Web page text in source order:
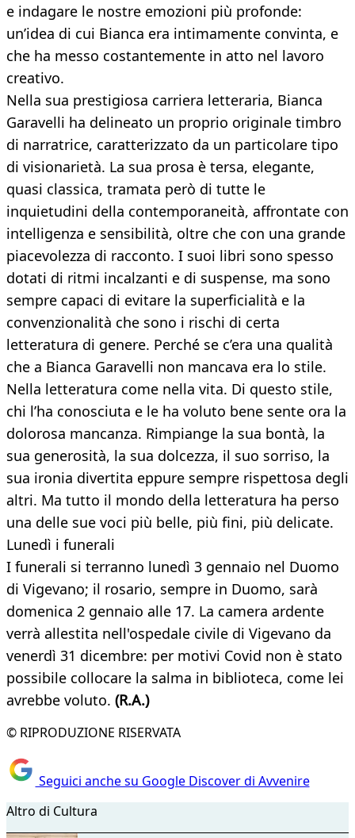
e indagare le nostre emozioni più profonde:
un’idea di cui Bianca era intimamente convinta, e
che ha messo costantemente in atto nel lavoro
creativo.
Nella sua prestigiosa carriera letteraria, Bianca
Garavelli ha delineato un proprio originale timbro
di narratrice, caratterizzato da un particolare tipo
di visionarietà. La sua prosa è tersa, elegante,
quasi classica, tramata però di tutte le
inquietudini della contemporaneità, affrontate con
intelligenza e sensibilità, oltre che con una grande
piacevolezza di racconto. I suoi libri sono spesso
dotati di ritmi incalzanti e di suspense, ma sono
sempre capaci di evitare la superficialità e la
convenzionalità che sono i rischi di certa
letteratura di genere. Perché se c’era una qualità
che a Bianca Garavelli non mancava era lo stile.
Nella letteratura come nella vita. Di questo stile,
chi l’ha conosciuta e le ha voluto bene sente ora la
dolorosa mancanza. Rimpiange la sua bontà, la
sua generosità, la sua dolcezza, il suo sorriso, la
sua ironia divertita eppure sempre rispettosa degli
altri. Ma tutto il mondo della letteratura ha perso
una delle sue voci più belle, più fini, più delicate.
Lunedì i funerali
I funerali si terranno lunedì 3 gennaio nel Duomo
di Vigevano; il rosario, sempre in Duomo, sarà
domenica 2 gennaio alle 17. La camera ardente
verrà allestita nell'ospedale civile di Vigevano da
venerdì 31 dicembre: per motivi Covid non è stato
possibile collocare la salma in biblioteca, come lei
avrebbe voluto. (R.A.)
© RIPRODUZIONE RISERVATA
Seguici anche su Google Discover di Avvenire
Altro di Cultura